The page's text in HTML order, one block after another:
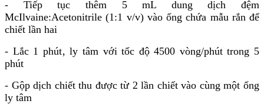
- Tiếp tục thêm 5 mL dung dịch đệm
McIlvaine:Acetonitrile (1:1 v/v) vào ống chứa mẫu rắn để
chiết lần hai
- Lắc 1 phút‚ ly tâm với tốc độ 4500 vòng/phút trong 5
phút
- Gộp dịch chiết thu được từ 2 lần chiết vào cùng một ống
ly tâm